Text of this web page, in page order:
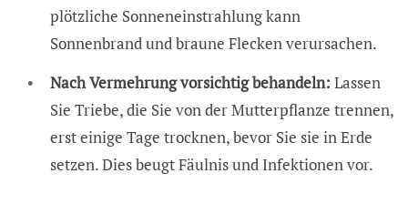
plötzliche Sonneneinstrahlung kann
Sonnenbrand und braune Flecken verursachen.
Nach Vermehrung vorsichtig behandeln: Lassen
Sie Triebe, die Sie von der Mutterpflanze trennen,
erst einige Tage trocknen, bevor Sie sie in Erde
setzen. Dies beugt Fäulnis und Infektionen vor.